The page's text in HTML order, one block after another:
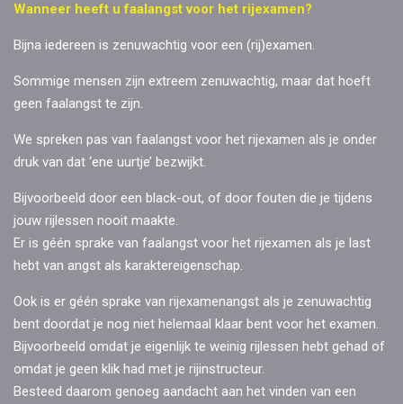
Wanneer heeft u faalangst voor het rijexamen?
Bijna iedereen is zenuwachtig voor een (rij)examen.
Sommige mensen zijn extreem zenuwachtig, maar dat hoeft
geen faalangst te zijn.
We spreken pas van faalangst voor het rijexamen als je onder
druk van dat ‘ene uurtje’ bezwijkt.
Bijvoorbeeld door een black-out, of door fouten die je tijdens
jouw rijlessen nooit maakte.
Er is géén sprake van faalangst voor het rijexamen als je last
hebt van angst als karaktereigenschap.
Ook is er géén sprake van rijexamenangst als je zenuwachtig
bent doordat je nog niet helemaal klaar bent voor het examen.
Bijvoorbeeld omdat je eigenlijk te weinig rijlessen hebt gehad of
omdat je geen klik had met je rijinstructeur.
Besteed daarom genoeg aandacht aan het vinden van een